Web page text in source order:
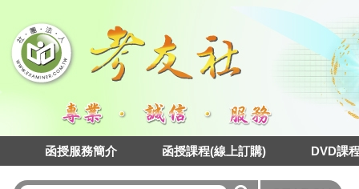
函授服務簡介 函授課程(線上訂購) DVD課